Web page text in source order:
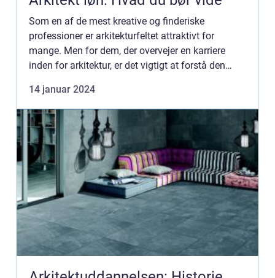
Som en af de mest kreative og finderiske
professioner er arkitekturfeltet attraktivt for
mange. Men for dem, der overvejer en karriere
inden for arkitektur, er det vigtigt at forstå den
fundamentale faktorer ...
14 januar 2024